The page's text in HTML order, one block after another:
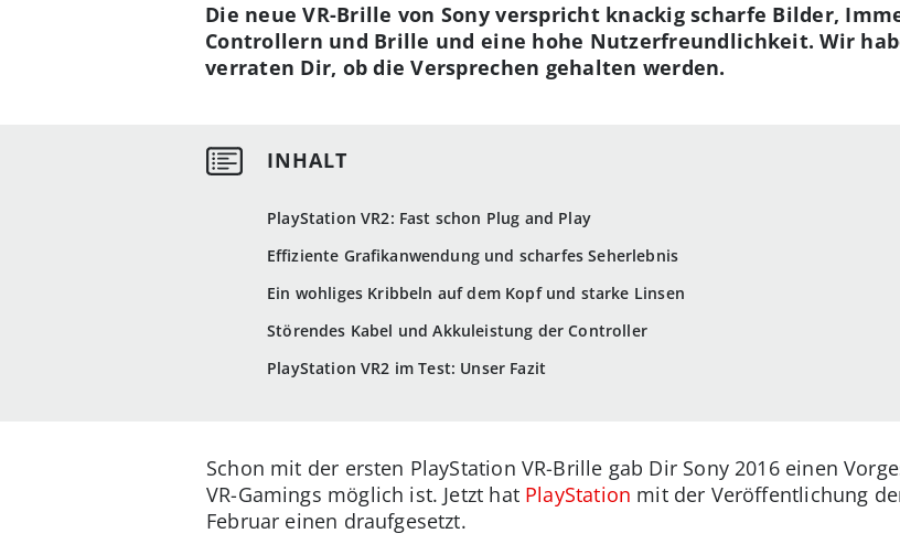
PlayStation VR2: Fast schon Plug and Play
Effiziente Grafikanwendung und scharfes Seherlebnis
Ein wohliges Kribbeln auf dem Kopf und starke Linsen
Störendes Kabel und Akkuleistung der Controller
PlayStation VR2 im Test: Unser Fazit
Die neue VR-Brille von Sony verspricht knackig scharfe Bilder,
Controllern und Brille und eine hohe Nutzerfreundlichkeit. Wir
verraten Dir, ob die Versprechen gehalten werden.
Schon mit der ersten PlayStation VR-Brille gab Dir Sony 2016 einen
VR-Gamings möglich ist. Jetzt hat PlayStation mit der Veröffentlichung
Februar einen draufgesetzt.